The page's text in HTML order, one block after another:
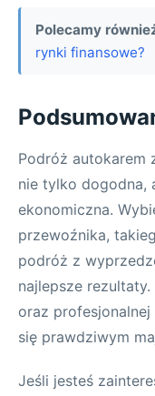
Polecamy
rynki finansowe?
Podróż autokarem
nie tylko dogodna,
ekonomiczna.
przewoźnika,
podróż z
najlepsze
oraz profesjonalnej
się prawdziwym
Jeśli jesteś